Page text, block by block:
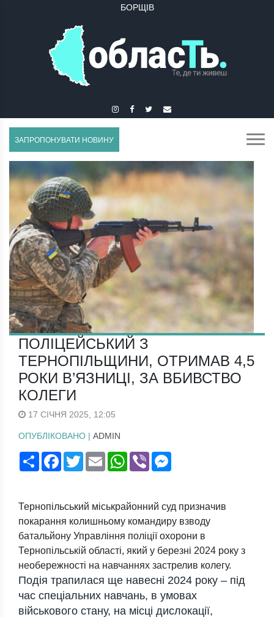
ЗАПРОПОНУВАТИ НОВИНУ
ПОЛІЦЕЙСЬКИЙ З
ТЕРНОПІЛЬЩИНИ, ОТРИМАВ 4,5
РОКИ В’ЯЗНИЦІ, ЗА ВБИВСТВО
КОЛЕГИ
17 СІЧНЯ 2025, 12:05
ОПУБЛІКОВАНО | ADMIN
ПоширитиFacebook
TwitterEmail WhatsApp
Viber
Тернопільський міськрайонний суд призначив
покарання колишньому командиру взводу
батальйону Управління поліції охорони в
Тернопільській області, який у березні 2024 року з
необережності на навчаннях застрелив колегу.
Подія трапилася ще навесні 2024 року – під
час спеціальних навчань, в умовах
військового стану, на місці дислокації,